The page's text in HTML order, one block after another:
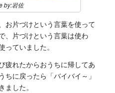
by:岩佐
お片づけという言葉を使って
、片づけという言葉は使わ
ていました。
疲れたからおうちに帰してあ
に戻ったら「バイバイ～」
ました。